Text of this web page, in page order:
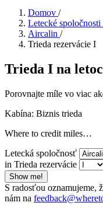
Domov /
Letecké spoločnosti
Aircalin /
Trieda rezervácie I
Trieda I na
Porovnajte míle vo viac
Kabína: Biznis trieda
Where to credit miles…
Letecká spoločnosť
in Trieda rezervácie
Show me!
S radosťou oznamujeme,
nám na